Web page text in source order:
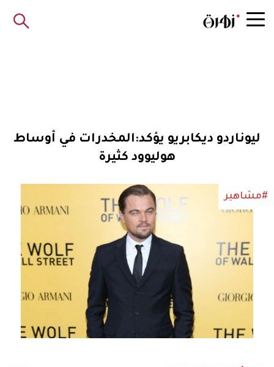
ليوناردو ديكابريو يؤكد:المخدرات في أوساط
هوليوود كثيرة
#مشاهير